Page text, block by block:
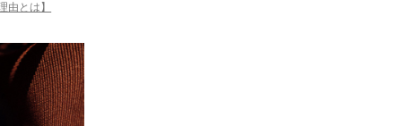
由とは】